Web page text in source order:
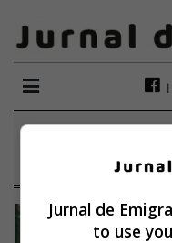
Jurnal de
to use